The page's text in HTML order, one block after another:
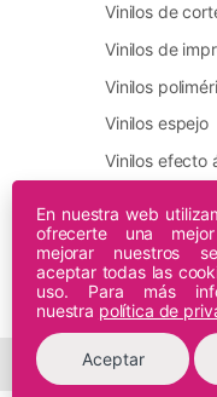
Vinilos de
Vinilos de
Vinilos
Vinilos espejo
Vinilos efecto
Plotters DTF
Plotters de
© 2026 Espiral
En nuestra web
ofrecerte una
mejorar nuestros
aceptar todas las
uso. Para más
nuestra política de
Aceptar